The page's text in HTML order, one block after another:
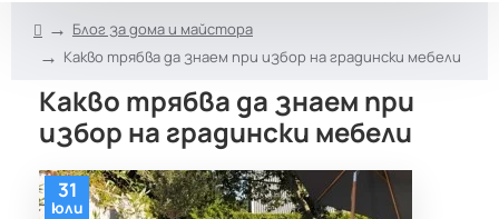
m
e
Блог за дома и майстора
Какво трябва да знаем при избор на градински мебели
Какво трябва да знаем при
избор на градински мебели
31
юли